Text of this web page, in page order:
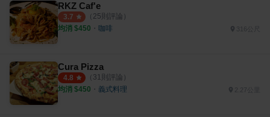
RKZ Caf'e
3.7 （ 25則評論）
均消 $450 ・ 咖啡
Cura Pizza
4.8 （ 31則評論）
均消 $450 ・ 義式料理